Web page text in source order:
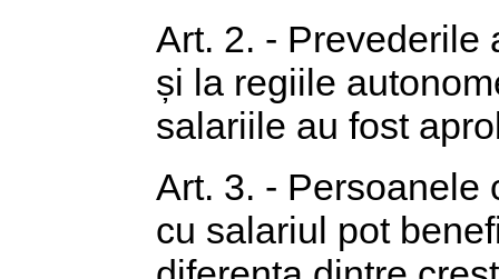
Art. 2. - Prevederile
și la regiile
salariile au fost
Art. 3. - Persoanele
cu salariul pot